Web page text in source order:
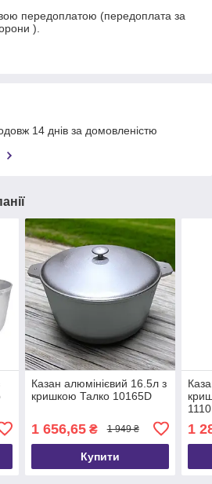
передоплатою (передоплата за
).
14 днів за домовленістю
Казан алюмінієвий 16.5л з
кришкою Талко 10165D
1 656,65₴ 1 949 ₴
Купити
1